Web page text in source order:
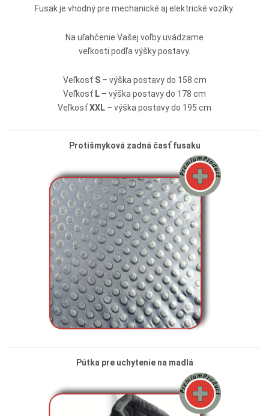
Fusak je vhodný pre mechanické aj elektrické vozíky.
Na uľahčenie Vašej voľby uvádzame
veľkosti podľa výšky postavy.
Veľkosť S– výška postavy do 158 cm
Veľkosť L – výška postavy do 178 cm
VeľkosťXXL – výška postavy do 195 cm
Protišmyková zadná časť fusaku
Pútka pre uchytenie na madlá